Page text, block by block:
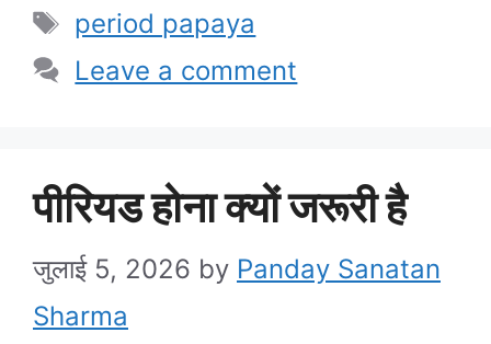
Tags
period papaya
Leave a comment
पीरियड होना क्यों जरूरी है
जुलाई 5, 2026 by Panday Sanatan
Sharma